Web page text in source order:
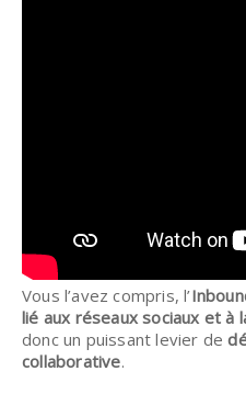
Vous l’avez compris, l’
lié aux réseaux sociaux et à
donc un puissant levier de
collaborative.